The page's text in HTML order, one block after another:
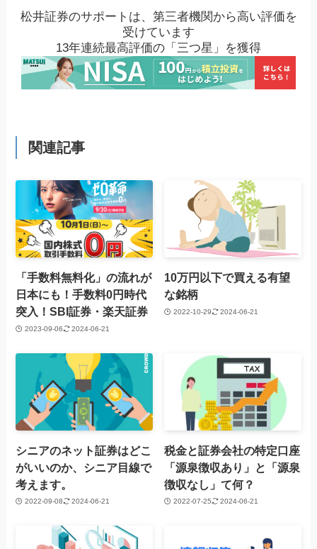
松井証券のサポートは、第三者機関から高い評価を
受けています
13年連続最高評価の「三つ星」を獲得
関連記事
「手数料無料化」の流れが
日本にも！手数料0円時代
突入！SBI証券・楽天証券
2023-09-06 2024-06-21
10万円以下で買える有望
な銘柄
2022-10-29 2024-06-21
シニアのネット証券はどこ
がいいのか、シニア目線で
考えます。
2022-09-08 2024-06-21
税金と証券会社の特定口座
「源泉徴収あり」と「源泉
徴収なし」て何？
2022-07-25 2024-06-21